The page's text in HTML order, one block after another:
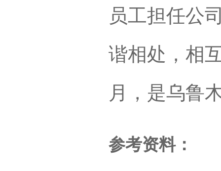
员工担任公
谐相处，相
月，是乌鲁
参考资料：